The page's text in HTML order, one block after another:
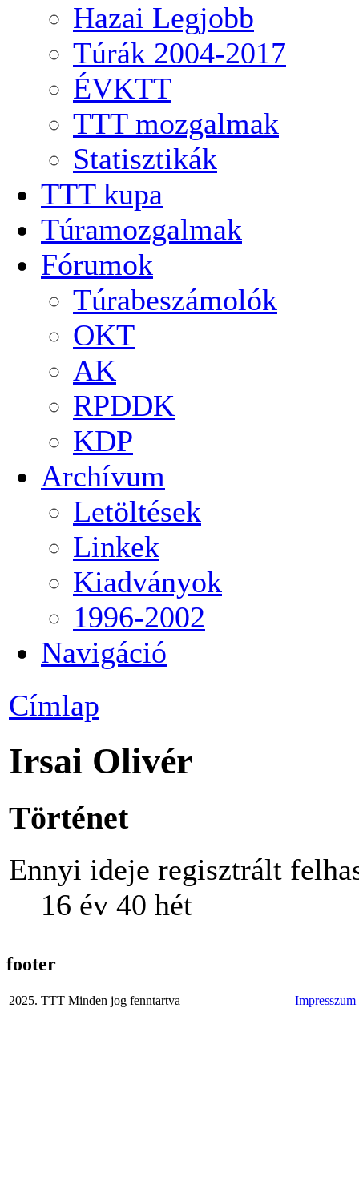
Hazai Legjobb
Túrák 2004-2017
ÉVKTT
TTT mozgalmak
Statisztikák
TTT kupa
Túramozgalmak
Fórumok
Túrabeszámolók
OKT
AK
RPDDK
KDP
Archívum
Letöltések
Linkek
Kiadványok
1996-2002
Navigáció
Címlap
Irsai Olivér
Történet
Ennyi ideje regisztrált
16 év 40 hét
footer
2025. TTT Minden jog fenntartva Impresszum